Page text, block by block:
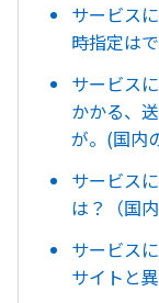
サービス
時指定は
サービス
かかる、
が。(国内
サービス
は？（国内
サービス
サイトと